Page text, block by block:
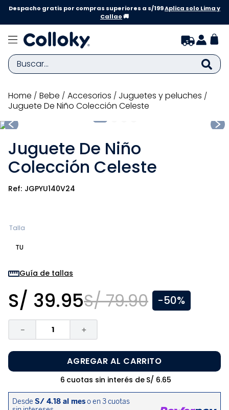
Despacho gratis por compras superiores a s/199Aplica solo Lima y
Callao🚚
Buscar...
bebe accesorios
juguetes y peluches
Juguete De Niño Colección Celeste
Juguete De Niño
Colección Celeste
JGPYU140V24
Talla
TU
Guía de tallas
S/ 39.95S/ 79.90 -50%
＋
－
AGREGAR AL CARRITO
6 cuotas sin interés de S/ 6.65
TÉRMINOS MÁS BUSCADOS
1.
zapatillas niña
2.
3.
medias
4.
sandalias
10. sandalias niño